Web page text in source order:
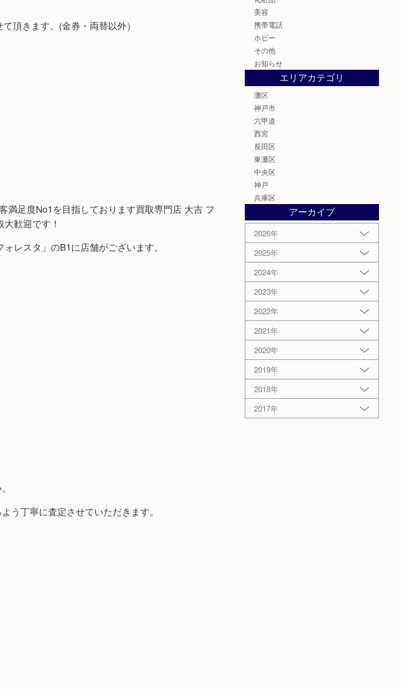
頂きます。(金券・両替以外）
満足度No1を目指しております買取専門店 大吉 フ
歓迎です！
レスタ」のB1に店舗がございます。
う丁寧に査定させていただきます。
美容
携帯電話
ホビー
その他
お知らせ
エリアカテゴリ
灘区
神戸市
六甲道
西宮
長田区
東灘区
中央区
神戸
兵庫区
アーカイブ
2026年
2025年
2024年
2023年
2022年
2021年
2020年
2019年
2018年
2017年